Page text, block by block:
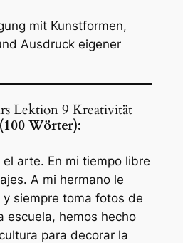
mit Kunstformen,
Ausdruck eigener
Lektion 9 Kreativität
Wörter):
el arte. En mi tiempo libre
A mi hermano le
siempre toma fotos de
escuela, hemos hecho
para decorar la